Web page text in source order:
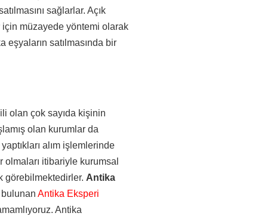
sağlarlar. Açık
için müzayede yöntemi olarak
eşyaların satılmasında bir
olan çok sayıda kişinin
olan kurumlar da
alım işlemlerinde
olmaları itibariyle kurumsal
görebilmektedirler. Antika
bulunan Antika Eksperi
Antika